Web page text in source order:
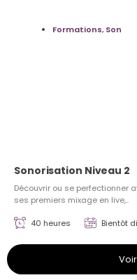
Sonorisation Niveau 2
Découvrir ou se perfectionner
ses premiers mixage en live,..
Formations, Son
40 heures Bientôt